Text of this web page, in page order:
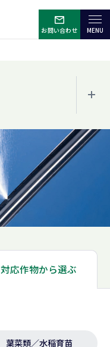
お問い合わせ
対応作物から選ぶ
葉菜類／水稲育苗